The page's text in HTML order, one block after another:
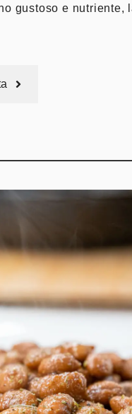
gustoso e nutriente,